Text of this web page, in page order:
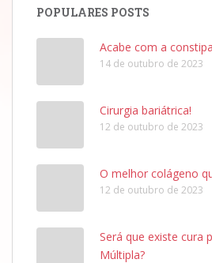
POPULARES POSTS
Acabe com a
14 de outubro de 2023
Cirurgia bariátrica!
12 de outubro de 2023
O melhor colágeno
12 de outubro de 2023
Será que existe cura
Múltipla?